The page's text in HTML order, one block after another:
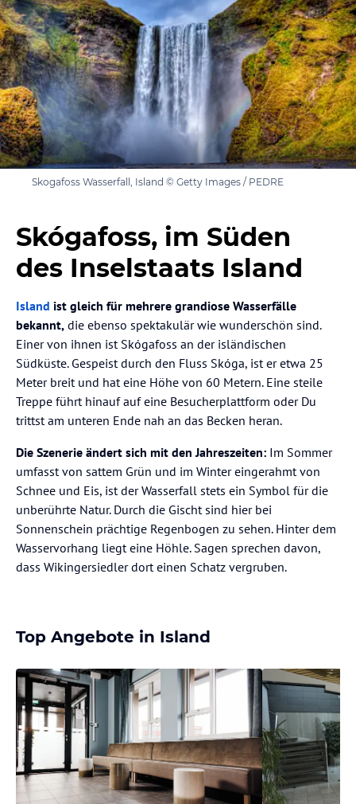
Skogafoss Wasserfall, Island © Getty Images / PEDRE
Skógafoss, im Süden
des Inselstaats Island
Island ist gleich für mehrere grandiose Wasserfälle
bekannt, die ebenso spektakulär wie wunderschön sind.
Einer von ihnen ist Skógafoss an der isländischen
Südküste. Gespeist durch den Fluss Skóga, ist er etwa 25
Meter breit und hat eine Höhe von 60 Metern. Eine steile
Treppe führt hinauf auf eine Besucherplattform oder Du
trittst am unteren Ende nah an das Becken heran.
Die Szenerie ändert sich mit den Jahreszeiten: Im Sommer
umfasst von sattem Grün und im Winter eingerahmt von
Schnee und Eis, ist der Wasserfall stets ein Symbol für die
unberührte Natur. Durch die Gischt sind hier bei
Sonnenschein prächtige Regenbogen zu sehen. Hinter dem
Wasservorhang liegt eine Höhle. Sagen sprechen davon,
dass Wikingersiedler dort einen Schatz vergruben.
Top Angebote in Island